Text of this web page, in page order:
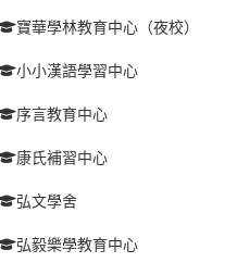
寶華學林教育中心（夜校）
小小漢語學習中心
序言教育中心
康氏補習中心
弘文學舍
弘毅樂學教育中心